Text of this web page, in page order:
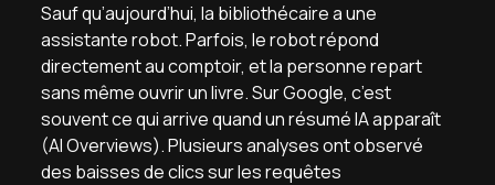
Sauf qu’aujourd’hui, la bibliothécaire a une
assistante robot. Parfois, le robot répond
directement au comptoir, et la personne repart
sans même ouvrir un livre. Sur Google, c’est
souvent ce qui arrive quand un résumé IA apparaît
(AI Overviews). Plusieurs analyses ont observé
des baisses de clics sur les requêtes